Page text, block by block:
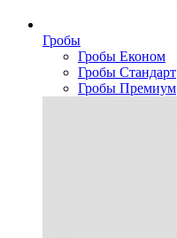
Гробы
Гробы Економ
Гробы Стандарт
Гробы Премиум